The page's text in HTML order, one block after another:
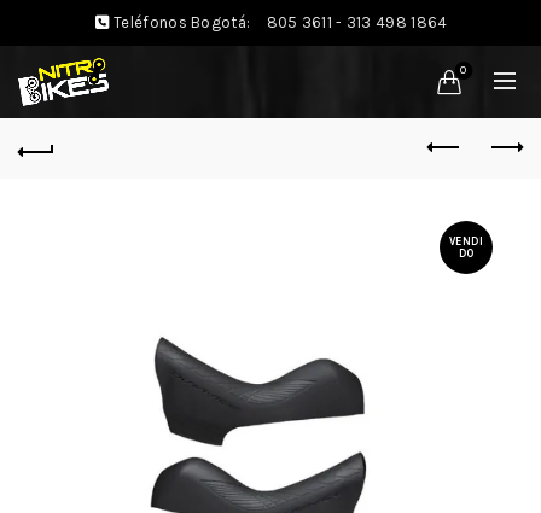
Teléfonos Bogotá: 805 3611 - 313 498 1864
0
VENDI
DO